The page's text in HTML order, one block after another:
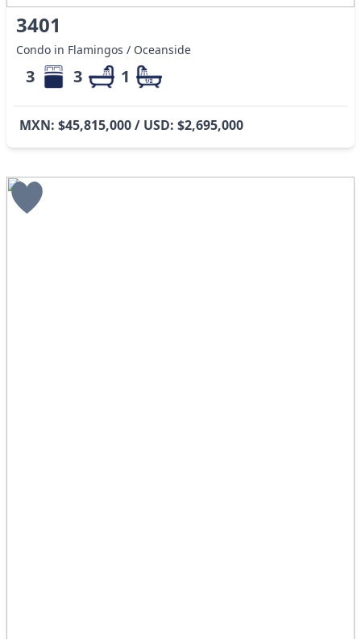
3401
Condo in Flamingos / Oceanside
3 3 1
MXN: $45,815,000 / USD: $2,695,000